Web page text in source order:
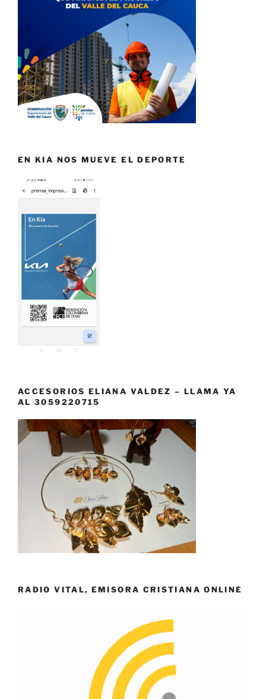
EN KIA NOS MUEVE EL DEPORTE
ACCESORIOS ELIANA VALDEZ – LLAMA YA
AL 3059220715
RADIO VITAL, EMISORA CRISTIANA ONLINE